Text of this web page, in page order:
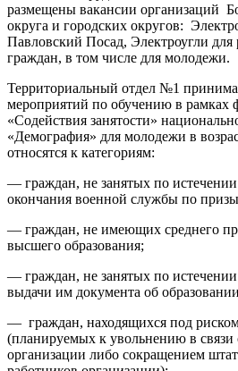
размещены вакансии организаций
округа и городских округов:
Павловский Посад, Электроугли для
граждан, в том числе для молодежи.
Территориальный отдел №1
мероприятий по обучению в рамках
«Содействия занятости»
«Демография» для молодежи в
относятся к категориям:
— граждан, не занятых по
окончания военной службы по
— граждан, не имеющих среднего
высшего образования;
— граждан, не занятых по
выдачи им документа об
— граждан, находящихся под
(планируемых к увольнению в связи
организации либо сокращением